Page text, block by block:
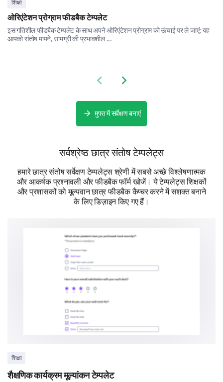
campus.
Which academic department do you belong to?
Rate your academic experience based on the
following parameters.
Quality of Teaching, Accessibility of Professors
Curriculum Relevance
Practical Learning Opportunities (e.g., labs,
Personal Perspectives
Lastly, we would like to know about your personal
perspectives and observations.
In your own words, what are the strengths of
शिक्षा
ओरिएंटेशन प्रोग्राम फीडबैक टेम्पलेट
इस गतिशील फीडबैक टेम्पलेट के साथ अपने ओरिएंटेशन प्रोग्राम को ऊंचाई पर ले जाएं; यह
आपको संतोष मापने, सामग्री की प्रभावशील ...
Previous slide
Next slide
मुफ्त में सर्वेक्षण बनाएं
सर्वश्रेष्ठ छात्र संतोष टेम्पलेट्स
हमारे छात्र संतोष सर्वेक्षण टेम्पलेट्स श्रेणी में सबसे अच्छे विश्लेषणात्मक
और आकर्षक प्रश्नावली और फीडबैक फॉर्म खोजें। ये टेम्पलेट्स शिक्षकों
और प्रशासकों को मूल्यवान छात्र फीडबैक कैप्चर करने में सशक्त बनाने
के लिए डिज़ाइन किए गए हैं।
शिक्षा
शैक्षणिक कार्यक्रम मूल्यांकन टेम्पलेट